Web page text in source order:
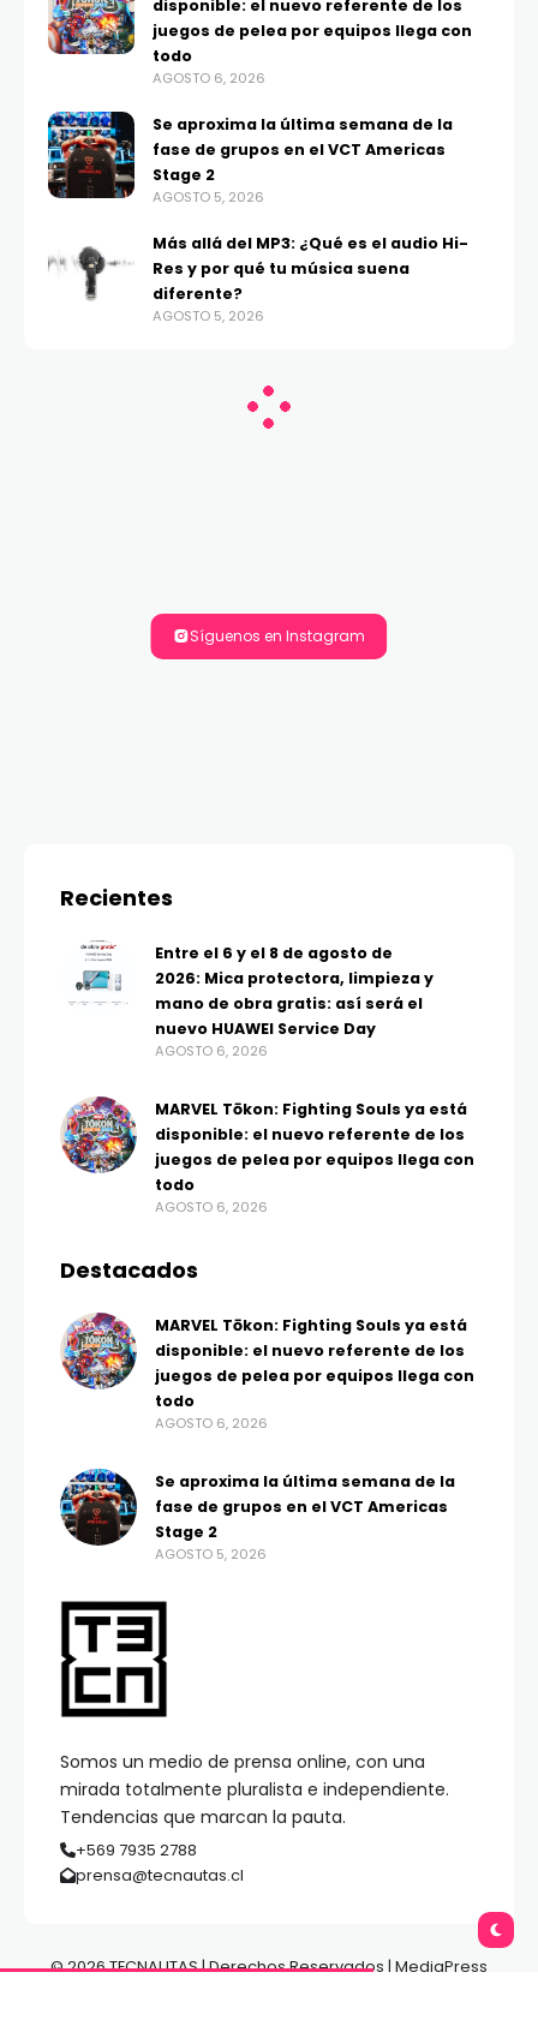
disponible: el nuevo referente de los
juegos de pelea por equipos llega con
todo
AGOSTO 6, 2026
Se aproxima la última semana de la
fase de grupos en el VCT Americas
Stage 2
AGOSTO 5, 2026
Más allá del MP3: ¿Qué es el audio Hi-
Res y por qué tu música suena
diferente?
AGOSTO 5, 2026
Síguenos en Instagram
Somos un medio de prensa online, con una
mirada totalmente pluralista e independiente.
Tendencias que marcan la pauta.
+569 7935 2788
prensa@tecnautas.cl
Recientes
Entre el 6 y el 8 de agosto de
2026: Mica protectora, limpieza y
mano de obra gratis: así será el
nuevo HUAWEI Service Day
AGOSTO 6, 2026
MARVEL Tōkon: Fighting Souls ya está
disponible: el nuevo referente de los
juegos de pelea por equipos llega con
todo
AGOSTO 6, 2026
Destacados
MARVEL Tōkon: Fighting Souls ya está
disponible: el nuevo referente de los
juegos de pelea por equipos llega con
todo
AGOSTO 6, 2026
Se aproxima la última semana de la
fase de grupos en el VCT Americas
Stage 2
AGOSTO 5, 2026
© 2026 TECNAUTAS | Derechos Reservados | MediaPress